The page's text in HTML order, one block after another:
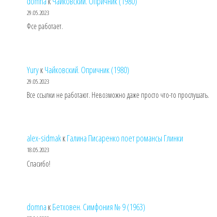
29.05.2023
Фсе работает.
YuryкЧайковский. Опричник (1980)
29.05.2023
Все ссылки не работают. Невозможно даже просто что-то прослушать.
alex-sidmakкГалина Писаренко поет романсы Глинки
18.05.2023
Спасибо!
domna кБетховен. Симфония № 9 (1963)